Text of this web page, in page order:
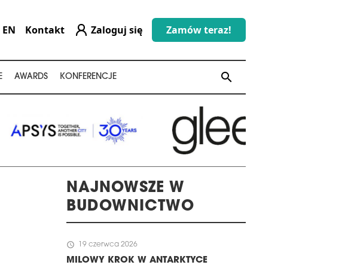
EN Kontakt Zaloguj się Zamów teraz!
AWARDS KONFERENCJE search
NAJNOWSZE W
BUDOWNICTWO
schedule 19 czerwca 2026
MILOWY KROK W ANTARKTYCE